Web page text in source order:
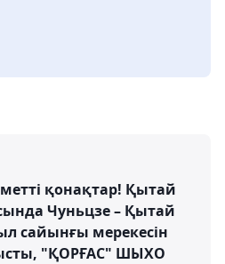
қонақтар! Қытай
Чуньцзе – Қытай
мерекесін
"ҚОРҒАС" ШЫХО